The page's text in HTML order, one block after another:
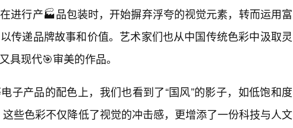
进行产🏭品包装时，开始摒弃浮夸的视觉元素，转而运用富
传递品牌故事和价值。艺术家们也从中国传统色彩中汲取灵
具现代🎯审美的作品。
子产品的配色上，我们也看到了“国风”的影子，如低饱和度
这些色彩不仅降低了视觉的冲击感，更增添了一份科技与人文